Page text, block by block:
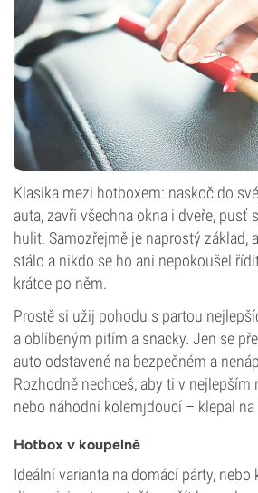
Klasika mezi hotboxem: naskoč do
auta, zavři všechna okna i dveře, pusť
hulit. Samozřejmě je naprostý základ,
stálo a nikdo se ho ani nepokoušel
krátce po něm.
Prostě si užij pohodu s partou
a oblíbeným pitím a snacky. Jen se
auto odstavené na bezpečném a
Rozhodně nechceš, aby ti v
nebo náhodní kolemjdoucí – klepal na
Hotbox v koupelně
Ideální varianta na domácí párty, nebo